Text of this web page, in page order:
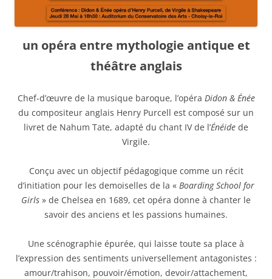
un opéra entre mythologie antique et
théâtre anglais
Chef-d’œuvre de la musique baroque, l’opéra Didon & Énée
du compositeur anglais Henry Purcell est composé sur un
livret de Nahum Tate, adapté du chant IV de l’Énéide de
Virgile.
Conçu avec un objectif pédagogique comme un récit
d’initiation pour les demoiselles de la « Boarding School for
Girls » de Chelsea en 1689, cet opéra donne à chanter le
savoir des anciens et les passions humaines.
Une scénographie épurée, qui laisse toute sa place à
l’expression des sentiments universellement antagonistes :
amour/trahison, pouvoir/émotion, devoir/attachement,